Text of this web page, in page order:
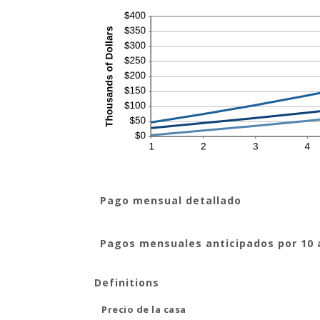
Pago mensual detallado
Pagos mensuales anticipados por 10
Definitions
Precio de la casa